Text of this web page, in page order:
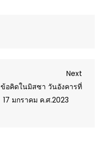
Next
Post
Next
ข้อคิดในมิสซา วันอังคารที่
17 มกราคม ค.ศ.2023